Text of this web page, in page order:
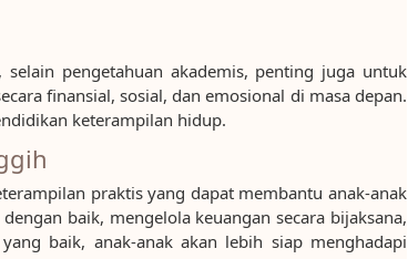
selain pengetahuan akademis, penting juga untuk
finansial, sosial, dan emosional di masa depan.
keterampilan hidup.
praktis yang dapat membantu anak-anak
baik, mengelola keuangan secara bijaksana,
baik, anak-anak akan lebih siap menghadapi